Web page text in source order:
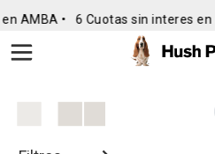
AMBA • 6 Cuotas sin interes